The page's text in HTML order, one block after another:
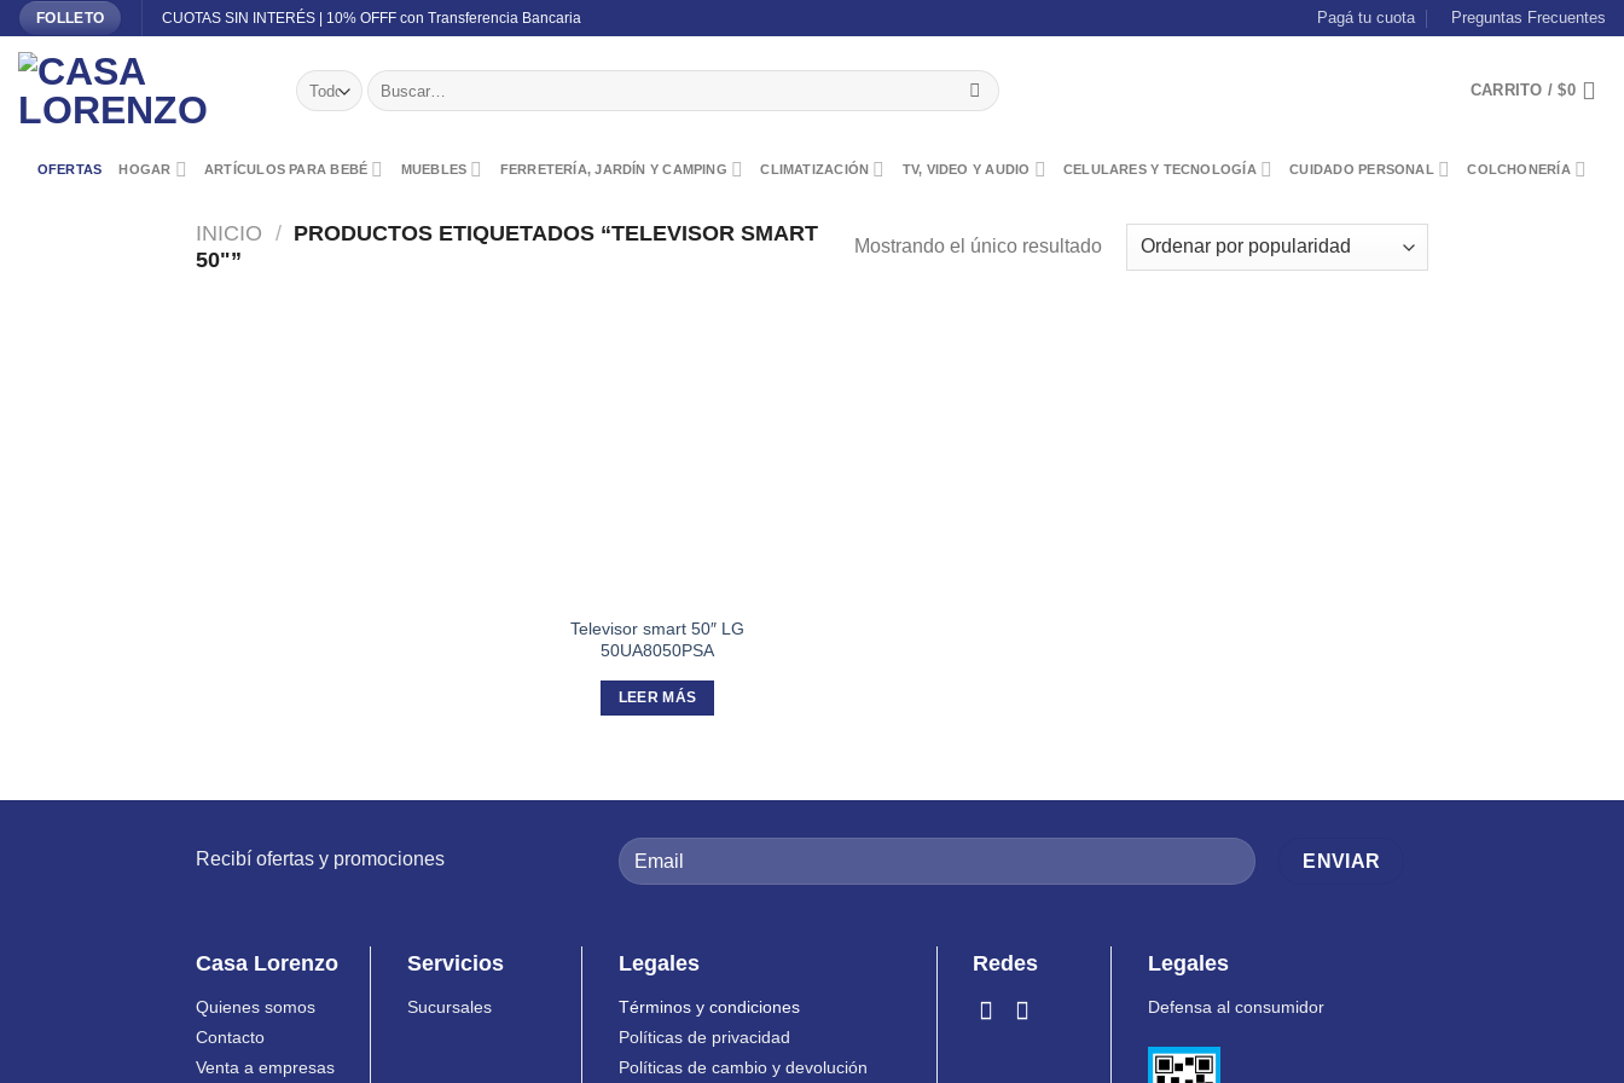
Skip
content
FOLLETO CUOTAS SIN INTERÉS | 10% OFFF con Transferencia Bancaria Pagá tu cuota Preguntas Frecuentes
Buscar
por:
CARRITO /$0
OFERTAS HOGAR ARTÍCULOS PARA BEBÉ MUEBLES FERRETERÍA, JARDÍN Y CAMPING CLIMATIZACIÓN TV, VIDEO Y AUDIO CELULARES Y TECNOLOGÍA CUIDADO PERSONAL COLCHONERÍA
INICIO / PRODUCTOS ETIQUETADOS “TELEVISOR SMART
50"”
Mostrando el único resultado
Televisor smart 50″ LG
50UA8050PSA
LEER MÁS
Recibí ofertas y promociones
Casa Lorenzo
Quienes somos
Contacto
Venta a empresas
Servicios
Sucursales
Legales
Términos y condiciones
Políticas de privacidad
Políticas de cambio y devolución
Redes Legales
Defensa al consumidor